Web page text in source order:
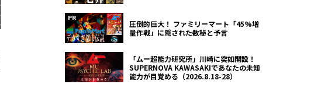
圧倒的巨大！ ファミリーマート「45%増
量作戦」に隠された数秘と予言
「ムー超能力研究所」川崎に突如開設！
SUPERNOVA KAWASAKIであなたの未知
能力が目覚める（2026.8.18-28）